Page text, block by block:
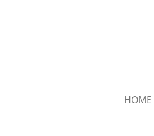
HOME